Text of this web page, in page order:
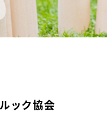
ック協会